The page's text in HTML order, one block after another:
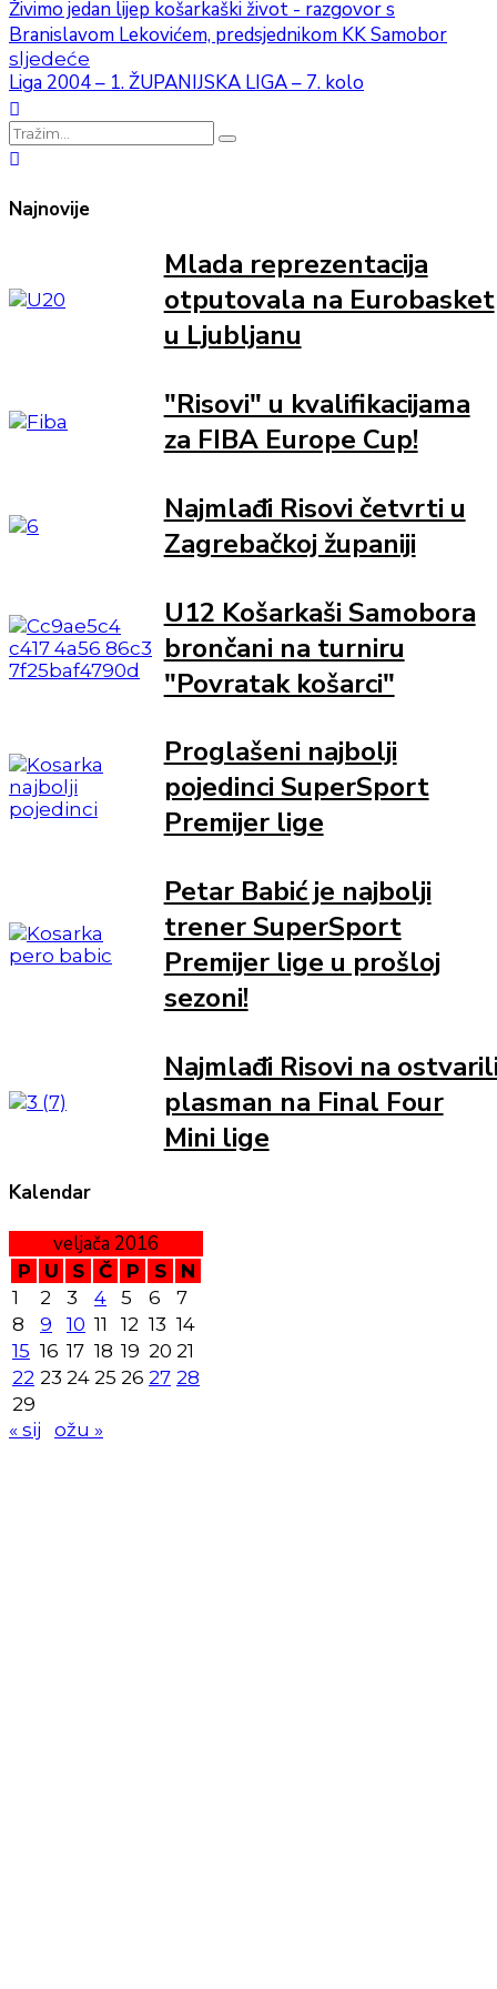
Živimo jedan lijep košarkaški život - razgovor s
Branislavom Lekovićem, predsjednikom KK Samobor
sljedeće
Liga 2004 – 1. ŽUPANIJSKA LIGA – 7. kolo
Najnovije
Mlada reprezentacija
otputovala na Eurobasket
u Ljubljanu
"Risovi" u kvalifikacijama
za FIBA Europe Cup!
Najmlađi Risovi četvrti u
Zagrebačkoj županiji
U12 Košarkaši Samobora
brončani na turniru
"Povratak košarci"
Proglašeni najbolji
pojedinci SuperSport
Premijer lige
Petar Babić je najbolji
trener SuperSport
Premijer lige u prošloj
sezoni!
Najmlađi Risovi na
plasman na Final Four
Mini lige
Kalendar
veljača 2016
P U S Č P S
N
1
2 3 4 5 6
7
8
9 10 11 12 13 14
15 16 17 18 19 20 21
22 23 24 25 26 27 28
29
« sij
ožu »